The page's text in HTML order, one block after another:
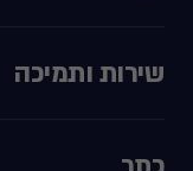
שירות ותמיכה